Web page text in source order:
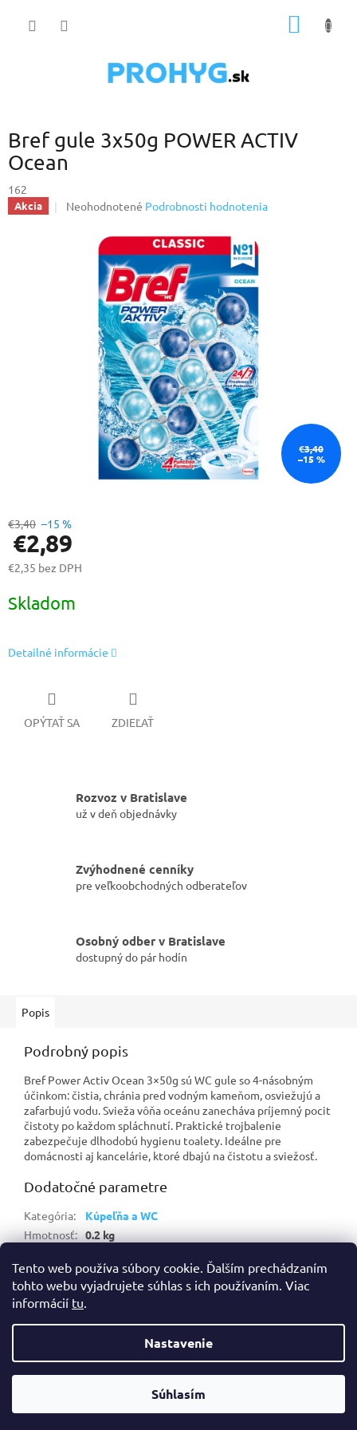
Tento web používa súbory cookie. Ďalším prechádzaním
tohto webu vyjadrujete súhlas s ich používaním. Viac
informácií tu.
Nastavenie
Súhlasím
Bref gule 3x50g POWER ACTIV
Ocean
162
Akcia
Priemerné
produktu
hviezdičiek.
Neohodnotené Podrobnosti hodnotenia
€3,40
–15 %
€3,40 –15 %
€2,89
€2,35 bez DPH
cena:
Skladom
Pridať do košíka
Detailné informácie
OPÝTAŤ SA ZDIEĽAŤ
Rozvoz v Bratislave
už v deň objednávky
Zvýhodnené cenníky
pre veľkoobchodných odberateľov
Osobný odber v Bratislave
dostupný do pár hodín
Popis
Podrobný popis
Bref Power Activ Ocean 3×50g sú WC gule so 4-násobným
účinkom: čistia, chránia pred vodným kameňom, osviežujú a
zafarbujú vodu. Svieža vôňa oceánu zanecháva príjemný pocit
čistoty po každom spláchnutí. Praktické trojbalenie
zabezpečuje dlhodobú hygienu toalety. Ideálne pre
domácnosti aj kancelárie, ktoré dbajú na čistotu a sviežosť.
Dodatočné parametre
Kategória:
Kúpeľňa a WC
Hmotnosť: 0.2 kg
Copyright 2026Prohyg | Profi hygiéna a drogéria. Všetky práva
vyhradené.